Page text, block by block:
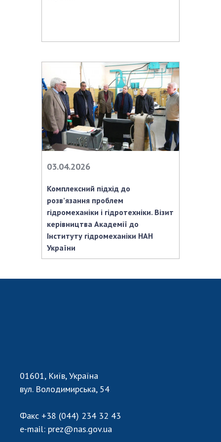
НАУКОВІ ВИДАННЯ
МЕДІА ПРО НАС
АКАДЕМІЯ КОМЕНТУЄ
КОНТАКТИ
ПРОФСПІЛКА НАН УКРАЇНИ
КАБІНЕТ
03.04.2026
Комплексний підхід до
розв’язання проблем
гідромеханіки і гідротехніки. Візит
керівництва Академії до
Інституту гідромеханіки НАН
України
01601, Київ, Україна
вул. Володимирська, 54
Факс +38 (044) 234 32 43
e-mail: prez@nas.gov.ua